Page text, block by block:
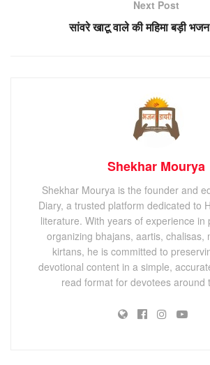
Next Post
सांवरे खाटू वाले की महिमा बड़ी
Shekhar Mourya
Shekhar Mourya is the founder and
Diary, a trusted platform dedicated to
literature. With years of experience in
organizing bhajans, aartis, chalisas,
kirtans, he is committed to
devotional content in a simple,
read format for devotees around